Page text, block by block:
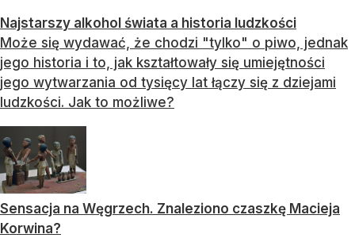
Najstarszy alkohol świata a historia ludzkości
Może się wydawać, że chodzi "tylko" o piwo, jednak
jego historia i to, jak kształtowały się umiejętności
jego wytwarzania od tysięcy lat łączy się z dziejami
ludzkości. Jak to możliwe?
Sensacja na Węgrzech. Znaleziono czaszkę Macieja
Korwina?